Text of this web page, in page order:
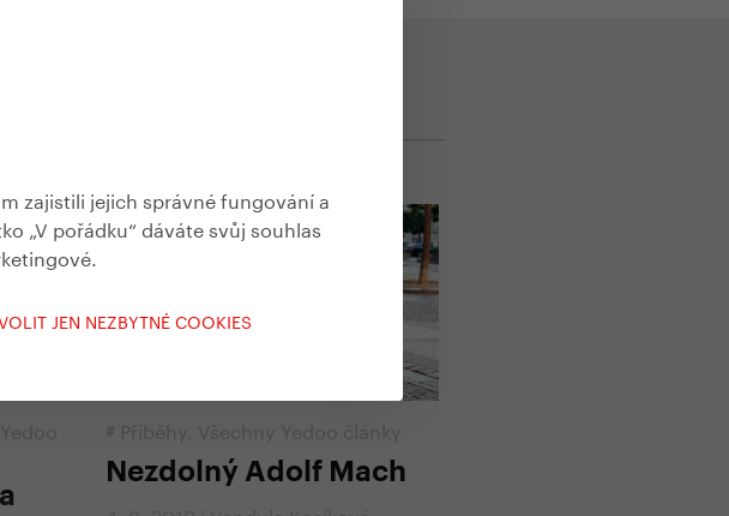
zajistili jejich správné fungování a
„V pořádku“ dáváte svůj souhlas
.
JEN NEZBYTNÉ COOKIES
# Příběhy, Všechny Yedoo články
Nezdolný Adolf Mach